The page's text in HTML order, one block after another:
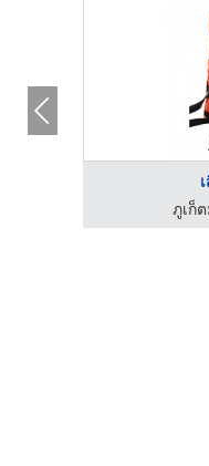
ภูเก็